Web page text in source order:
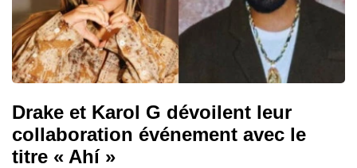
Drake et Karol G dévoilent leur
collaboration événement avec le
titre « Ahí »